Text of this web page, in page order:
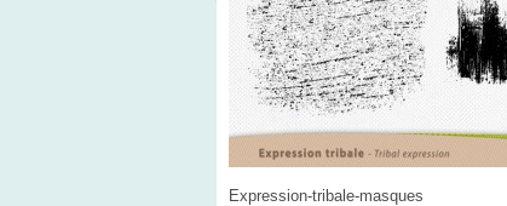
Expression-tribale-masques